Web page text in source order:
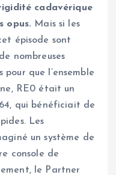
cadavérique
opus. Mais si les
épisode sont
nombreuses
que l’ensemble
RE0 était un
qui bénéficiait de
Les
un système de
console de
le Partner